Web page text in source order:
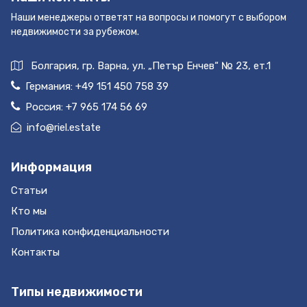
Привлекательность инвестиции в
стабильностью пассивного дохода, ростом цен
в строительство жилья, стабильностью оценки
активов в евровалюте, получением вида на
жительство, скорым вступлением Черногории в
уровнем(почти отсутствием) криминала,
экологией. Современная Черногория –
стабильное демократическое государство, с
низким уровнем инфляции (3,4%), одним из
самых низких в Европе (9%) налогом на доходы
физических и юридических лиц.
Неприкосновенность прав собственности,
ставка налога (3%) на передачу прав
Наши менеджеры ответят на вопросы и помогут с выбором
недвижимости за рубежом.
Болгария, гр. Варна, ул. „Петър Енчев“ № 23, ет.1
Германия: +49 151 450 758 39
Россия: +7 965 174 56 69
info@riel.estate
Информация
Статьи
Кто мы
Политика конфиденциальности
Контакты
Типы недвижимости